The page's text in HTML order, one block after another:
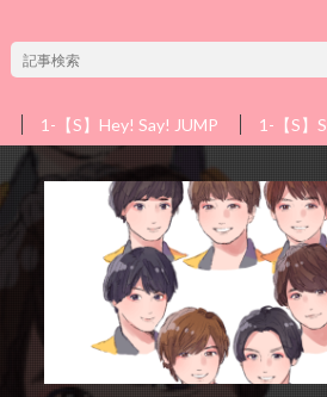
1-【S】Hey! Say! JUMP 1-【S】